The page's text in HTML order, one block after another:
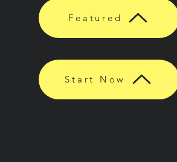
Featured
Start Now